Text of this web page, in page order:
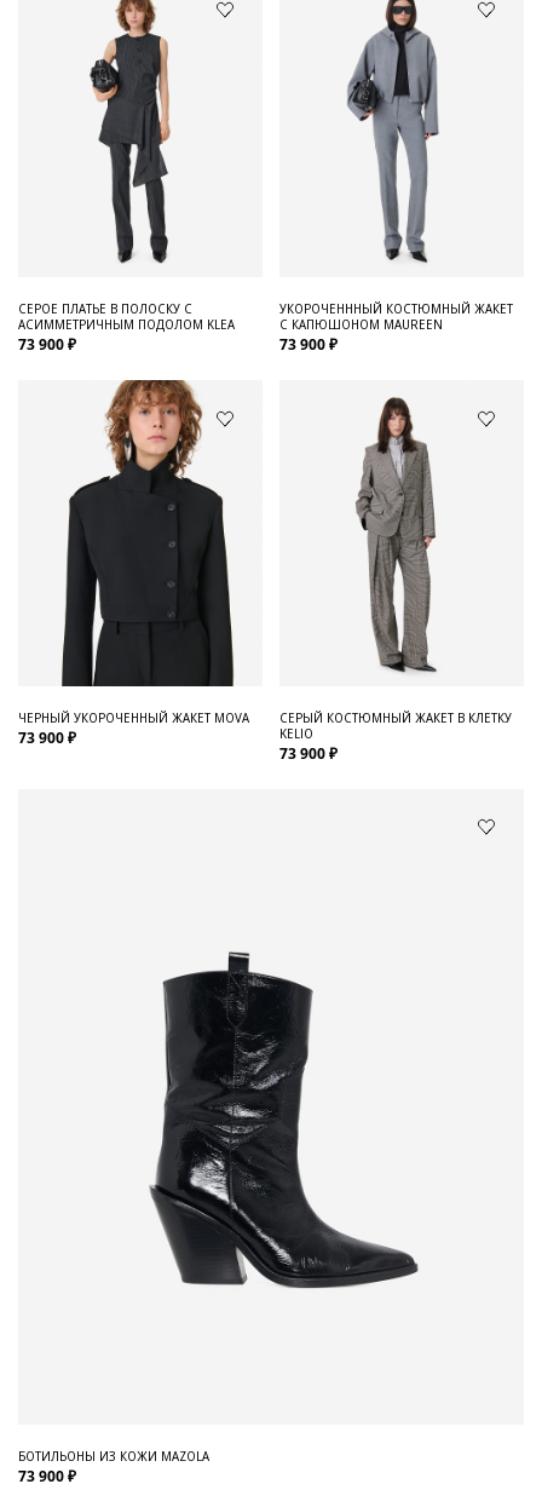
СЕРОЕ ПЛАТЬЕ В ПОЛОСКУ С
АСИММЕТРИЧНЫМ ПОДОЛОМ KLEA
73 900 ₽
УКОРОЧЕНННЫЙ КОСТЮМНЫЙ ЖАКЕТ
С КАПЮШОНОМ MAUREEN
73 900 ₽
ЧЕРНЫЙ УКОРОЧЕННЫЙ ЖАКЕТ MOVA
73 900 ₽
СЕРЫЙ КОСТЮМНЫЙ ЖАКЕТ В КЛЕТКУ
KELIO
73 900 ₽
БОТИЛЬОНЫ ИЗ КОЖИ MAZOLA
73 900 ₽